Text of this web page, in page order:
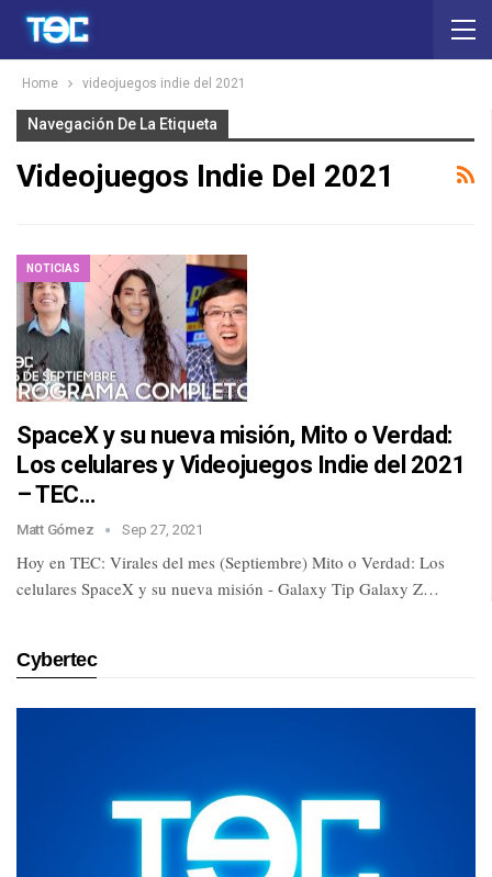
Home videojuegos indie del 2021
Navegación De La Etiqueta
Videojuegos Indie Del 2021
NOTICIAS
SpaceX y su nueva misión, Mito o Verdad:
Los celulares y Videojuegos Indie del 2021
– TEC…
Matt Gómez Sep 27, 2021
Hoy en TEC: Virales del mes (Septiembre) Mito o Verdad: Los
celulares SpaceX y su nueva misión - Galaxy Tip Galaxy Z…
Cybertec